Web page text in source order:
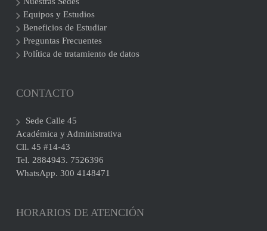
Equipos y Estudios
Beneficios de Estudiar
Preguntas Frecuentes
Política de tratamiento de datos
CONTACTO
Sede Calle 45
Académica y Administrativa
Cll. 45 #14-43
Tel. 2884943. 7526396
WhatsApp. 300 4148471
HORARIOS DE ATENCIÓN